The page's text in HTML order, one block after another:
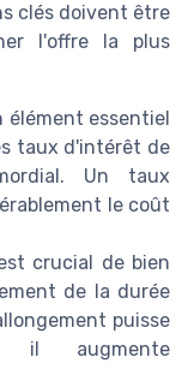
clés doivent être
l'offre la plus
élément essentiel
taux d'intérêt de
Un taux
le coût
crucial de bien
de la durée
puisse
il augmente